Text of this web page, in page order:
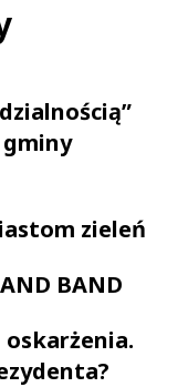
zieleń
BAND
oskarżenia.